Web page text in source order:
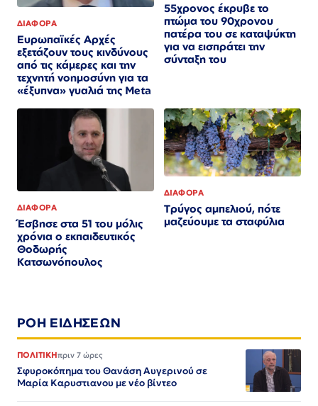
ΔΙΑΦΟΡΑ
Ευρωπαϊκές Αρχές
εξετάζουν τους κινδύνους
από τις κάμερες και την
τεχνητή νοημοσύνη για τα
«έξυπνα» γυαλιά της Meta
55χρονος έκρυβε το
πτώμα του 90χρονου
πατέρα του σε καταψύκτη
για να εισπράτει την
σύνταξη του
ΔΙΑΦΟΡΑ
Έσβησε στα 51 του μόλις
χρόνια ο εκπαιδευτικός
Θοδωρής
Κατσωνόπουλος
ΔΙΑΦΟΡΑ
Τρύγος αμπελιού, πότε
μαζεύουμε τα σταφύλια
ΡΟΗ ΕΙΔΗΣΕΩΝ
ΠΟΛΙΤΙΚΗπριν 7 ώρες
Σφυροκόπημα του Θανάση Αυγερινού σε
Μαρία Καρυστιανου με νέο βίντεο